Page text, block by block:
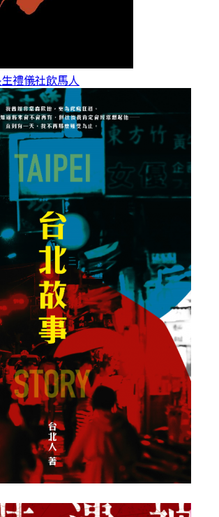
生禮儀社飲馬人